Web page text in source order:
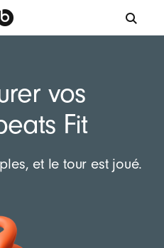
vos
Fit
et le tour est joué.